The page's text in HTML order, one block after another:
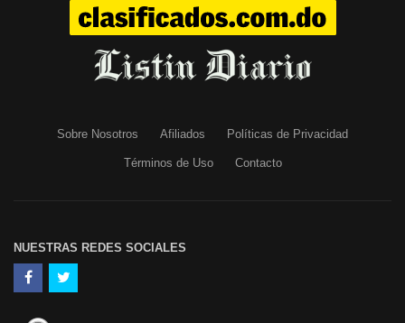
Sobre Nosotros Afiliados Políticas de Privacidad
Términos de Uso Contacto
NUESTRAS REDES SOCIALES